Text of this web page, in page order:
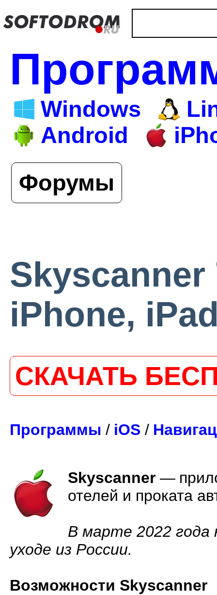
Windows
Android
Форумы
Skyscanner
iPhone,
СКАЧАТЬ
Программы / iOS /
Skyscanner —
отелей и проката
В марте 2022 года
уходе из России.
Возможности Skyscanner